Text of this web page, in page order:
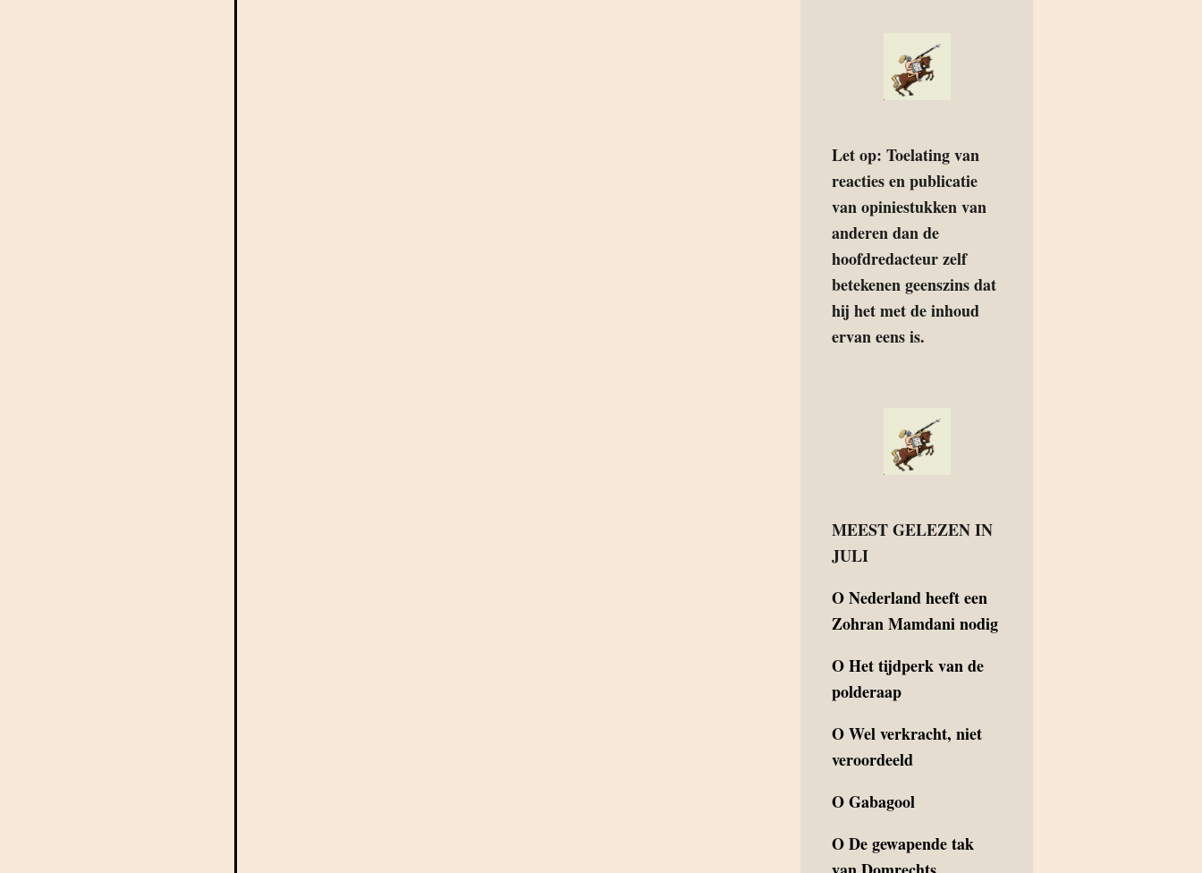
Let op: Toelating van
reacties en publicatie
van opiniestukken van
anderen dan de
hoofdredacteur zelf
betekenen geenszins dat
hij het met de inhoud
ervan eens is.
MEEST GELEZEN IN
JULI
ONederland heeft een
Zohran Mamdani nodig
OHet tijdperk van de
polderaap
OWel verkracht, niet
veroordeeld
OGabagool
ODe gewapende tak